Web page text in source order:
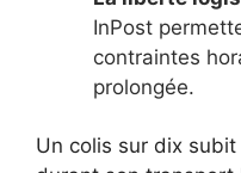
InPost
contraintes
prolongée.
Un colis sur dix